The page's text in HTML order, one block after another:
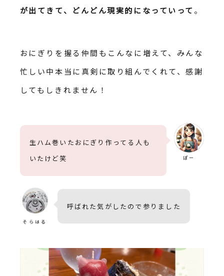
が出てきて、どんどん現実的になっていって 。
おにぎりを握る仲間もこんなに増えて、みんな
忙しい中本当に真剣に取り組んでくれて、感謝
してもしきれません！
ぽー
生ハム巻いたおにぎり作ってる人も
いたけど笑
そらはる
呼ばれた気がしたので参りました